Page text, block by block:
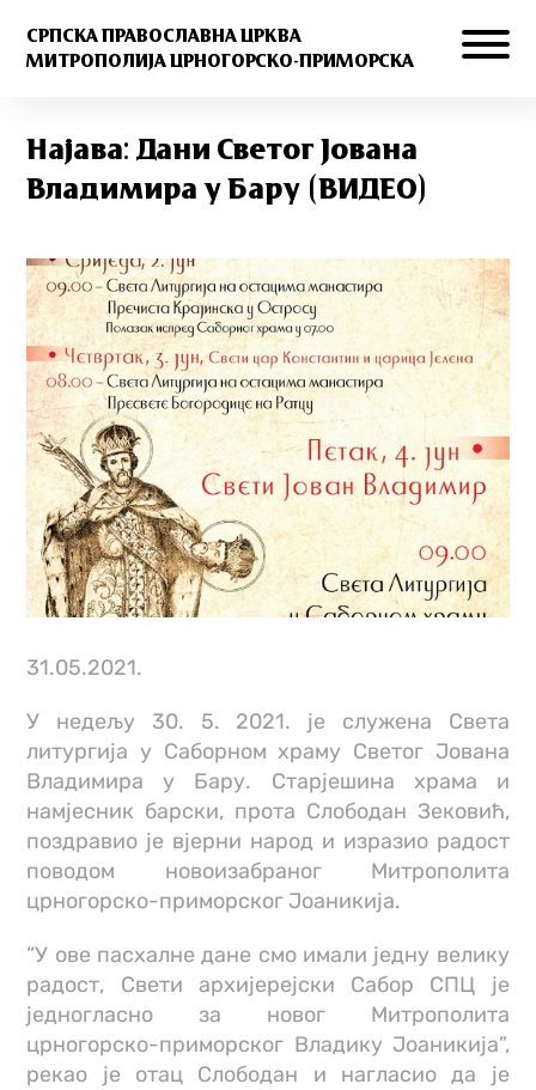
СРПСКА ПРАВОСЛАВНА ЦРКВА
МИТРОПОЛИЈА ЦРНОГОРСКО-ПРИМОРСКА
Најава: Дани Светог Јована
Владимира у Бару (ВИДЕО)
31.05.2021.
У недељу 30. 5. 2021. је служена Света
литургија у Саборном храму Светог Јована
Владимира у Бару. Старјешина храма и
намјесник барски, прота Слободан Зековић,
поздравио је вјерни народ и изразио радост
поводом новоизабраног Митрополита
црногорско-приморског Јоаникија.
“У ове пасхалне дане смо имали једну велику
радост, Свети архијерејски Сабор СПЦ је
једногласно за новог Митрополита
црногорско-приморског Владику Јоаникија”,
рекао је отац Слободан и нагласио да је